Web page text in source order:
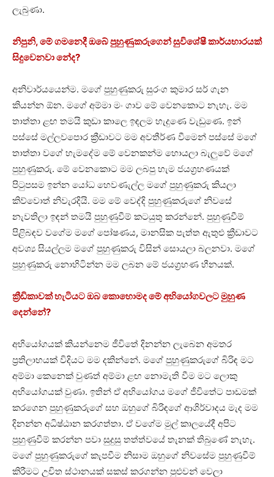
ලැබුණා.
නිපුනි, මේ ගමනෙදී ඔබේ පුහුණුකරුගෙන් සුවිශේෂී කාර්යභාරයක්
සිදුවෙනවා නේද?
අනිවාර්යයෙන්ම. මගේ පුහුණුකරු සුරංග කුමාර සර් ගැන
කියන්න ඕන. මගේ අම්මා මං ගාව මේ වෙනකොට නැහැ. මම
තාත්තා ළඟ තමයි කුඩා කාලෙ ඉඳලම හැදුණෙ වැඩුණෙ. ඉන්
පස්සේ මල්ලවපොර ක්‍රීඩාවට මම අවතීර්ණ වීමෙන් පස්සේ මගේ
තාත්තා වගේ හැමදේම මේ වෙනකන්ම හොයලා බැලුවේ මගේ
පුහුණුකරු. මේ වෙනකොට මම ලබපු හැම ජයග්‍රහණයක්
පිටුපසම ඉන්න යෝධ හෙවණැල්ල මගේ පුහුණුකරු කියලා
කිව්වොත් නිවැරදියි. මම මේ වෙද්දි පුහුණුකරුගේ නිවසේ
නැවතිලා ඉඳන් තමයි පුහුණුවීම් කටයුතු කරන්නේ. පුහුණුවීම්
පිළිබඳව වගේම මගේ පෝෂණය, මානසික පැත්ත ඇතුළු ක්‍රීඩාවට
අවශ්‍ය සියල්ලම මගේ පුහුණුකරු විසින් සොයලා බලනවා. මගේ
පුහුණුකරු නොහිටින්න මම ලබන මේ ජයග්‍රහණ හීනයක්.
ක්‍රීඩිකාවක් හැටියට ඔබ කොහොමද මේ අභියෝගවලට මුහුණ
දෙන්නේ?
අභියෝගයක් කියන්නෙම ජීවිතේ දිනන්න ලැබෙන අමතර
ප්‍රතිලාභයක් විදියට මම දකින්නේ. මගේ පුහුණුකරුගේ බිරිඳ මට
අම්මා කෙනෙක් වුණත් අම්මා ළඟ නොමැති වීම මට ලොකු
අභියෝගයක් වුණා. ඉතින් ඒ අභියෝගය මගේ ජීවිතේට පාඩමක්
කරගෙන පුහුණුකරුගේ සහ ඔහුගේ බිරිඳගේ ආශිර්වාදය මැද මම
දිනන්න අධිෂ්ඨාන කරගත්තා. ඒ වගේම මුල් කාලයේදී අපිට
පුහුණුවීම් කරන්න පවා සුදුසු තත්ත්වයේ තැනක් තිබුණේ නැහැ.
මගේ පුහුණුකරුගේ කැපවීම නිසාම ඔහුගේ නිවසේම පුහුණුවීම්
කිරීමට උචිත ස්ථානයක් සකස් කරගන්න පුළුවන් වෙලා